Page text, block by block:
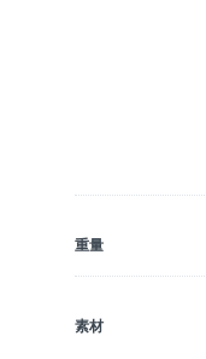
重量
素材